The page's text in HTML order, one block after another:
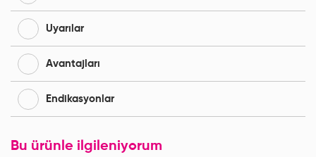
Uyarılar
Avantajları
Endikasyonlar
Bu ürünle ilgileniyorum